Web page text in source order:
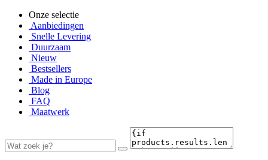
Onze selectie
Aanbiedingen
Snelle Levering
Duurzaam
Nieuw
Bestsellers
Made in Europe
Blog
FAQ
Maatwerk